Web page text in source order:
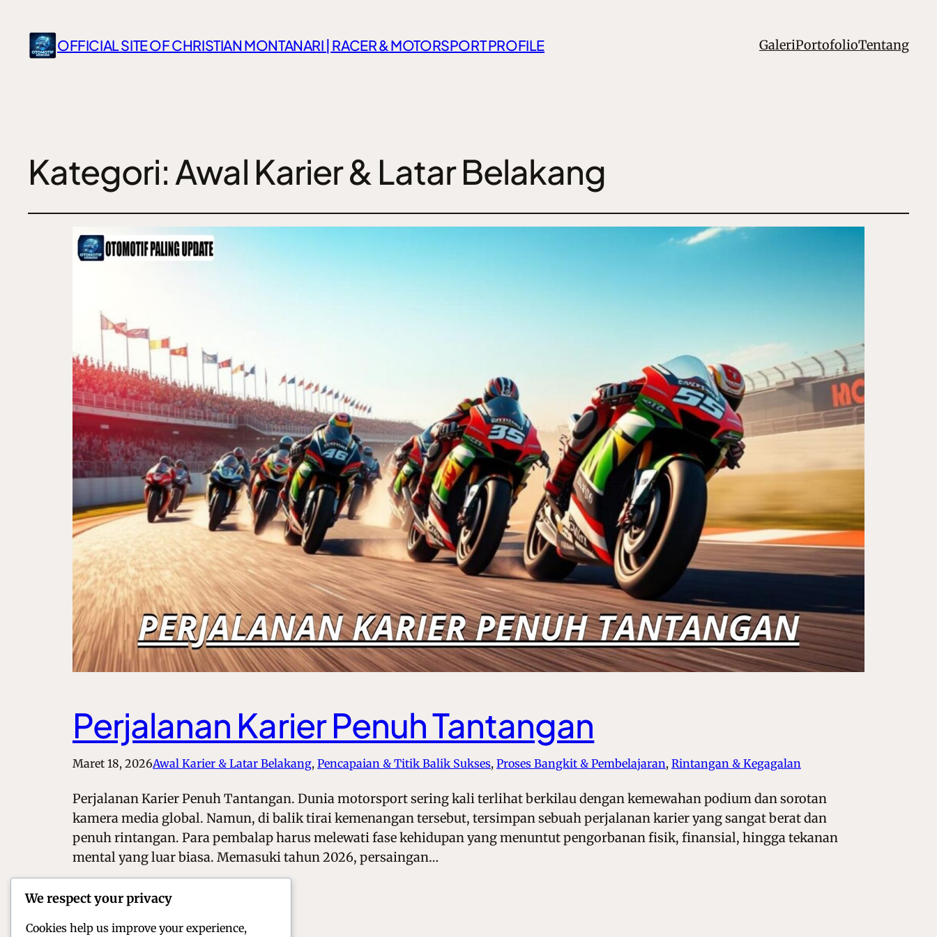
OFFICIAL SITE OF CHRISTIAN MONTANARI | RACER & MOTORSPORT PROFILE GaleriPortofolioTentang
Kategori:Awal Karier & Latar Belakang
Perjalanan Karier Penuh Tantangan
Maret 18, 2026Awal Karier & Latar Belakang, Pencapaian & Titik Balik Sukses, Proses Bangkit & Pembelajaran, Rintangan & Kegagalan
Perjalanan Karier Penuh Tantangan. Dunia motorsport sering kali terlihat berkilau dengan kemewahan podium dan sorotan
kamera media global. Namun, di balik tirai kemenangan tersebut, tersimpan sebuah perjalanan karier yang sangat berat dan
penuh rintangan. Para pembalap harus melewati fase kehidupan yang menuntut pengorbanan fisik, finansial, hingga tekanan
mental yang luar biasa. Memasuki tahun 2026, persaingan…
We respect your privacy
Cookies help us improve your experience,